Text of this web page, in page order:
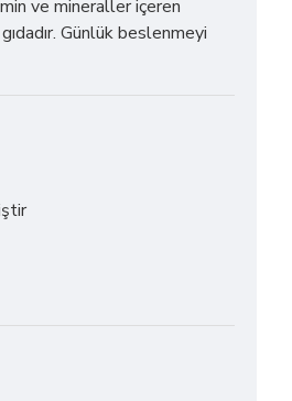
ve mineraller içeren
Günlük beslenmeyi